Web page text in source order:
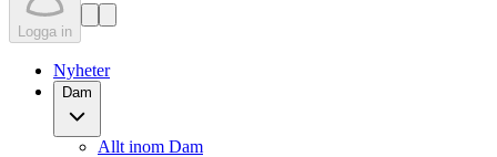
Logga in
Nyheter
Dam
Allt inom Dam